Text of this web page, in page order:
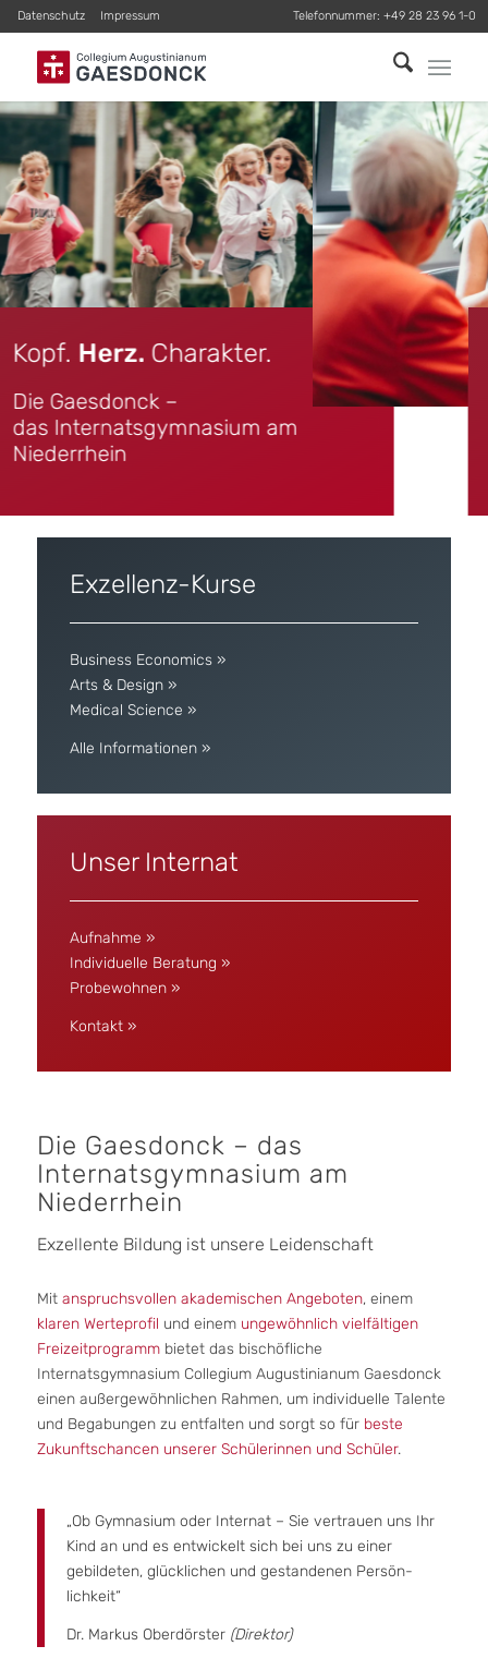
Datenschutz Impressum Telefonnummer: +49 28 23 96 1-0
Kopf. Herz.Charakter .
Die Gaesdonck –
das Internatsgymnasium am
Niederrhein
Exzellenz-Kurse
Business Economics »
Arts & Design »
Medical Science »
Alle Informationen »
Unser Internat
Aufnahme »
Individuelle Beratung »
Probewohnen »
Kontakt »
Die Gaesdonck – das
Internatsgymnasium am
Niederrhein
Exzellente Bildung ist unsere Leidenschaft
Mit anspruchsvollen akademischen Angeboten, einem
klaren Werteprofil und einem ungewöhnlich vielfältigen
Freizeitprogrammbietet das bischöfliche
Internatsgymnasium Collegium Augustinianum Gaesdonck
einen außergewöhnlichen Rahmen, um individuelle Talente
und Begabungen zu entfalten und sorgt so für beste
Zukunftschancen unserer Schülerinnen und Schüler.
„Ob Gymnasium oder Internat – Sie vertrauen uns Ihr
Kind an und es entwickelt sich bei uns zu einer
gebildeten, glücklichen und gestandenen Persön­
lichkeit“
Dr. Markus Oberdörster (Direktor)